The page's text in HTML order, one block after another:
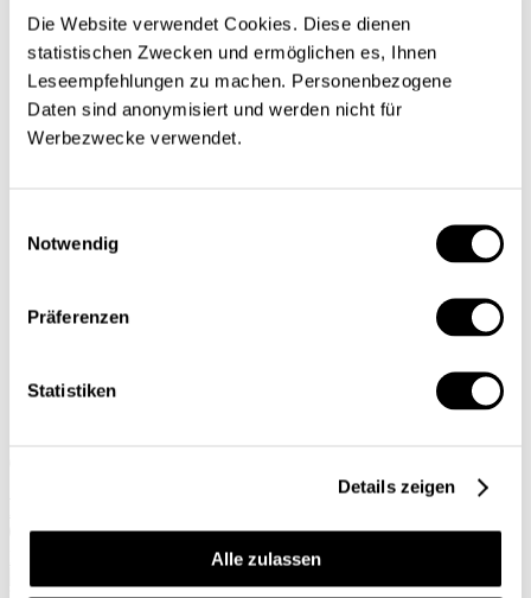
Die Website verwendet Cookies. Diese dienen
statistischen Zwecken und ermöglichen es, Ihnen
Leseempfehlungen zu machen. Personenbezogene
Daten sind anonymisiert und werden nicht für
Werbezwecke verwendet.
Notwendig
Präferenzen
Statistiken
Details zeigen
Alle zulassen
Einblick
Serien
Blick in die Welt
Konjunkturtendenzen
Ökonomie kurz erklärt
Next Generation
Infografiken
Über uns
Kontakt
Vorschau
DE